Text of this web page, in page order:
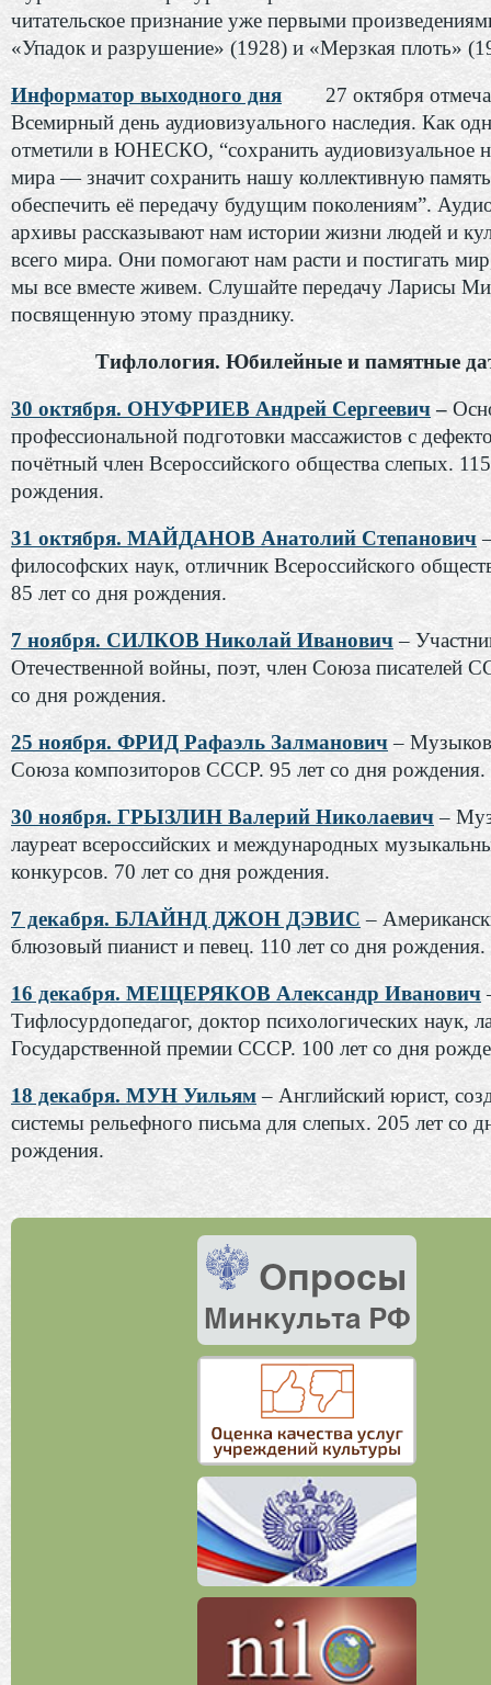
читательское признание уже первыми
«Упадок и разрушение» (1928) и «Мерзкая плоть»
Информатор выходного дня
27 октября
Всемирный день аудиовизуального наследия. Как
отметили в ЮНЕСКО, “сохранить аудиовизуальное
мира — значит сохранить нашу коллективную
обеспечить её передачу будущим поколениям”.
архивы рассказывают нам истории жизни людей и
всего мира. Они помогают нам расти и постигать
мы все вместе живем. Слушайте передачу Ларисы
посвященную этому празднику.
Тифлология. Юбилейные и памятные
30 октября. ОНУФРИЕВ Андрей Сергеевич–
профессиональной подготовки массажистов с
почётный член Всероссийского общества слепых.
рождения.
31 октября. МАЙДАНОВ Анатолий Степанович
философских наук, отличник Всероссийского
85 лет со дня рождения.
7 ноября. СИЛКОВ Николай Иванович–
Отечественной войны, поэт, член Союза писателей
со дня рождения.
25 ноября. ФРИД Рафаэль Залманович–
Союза композиторов СССР. 95 лет со дня рождения.
30 ноября. ГРЫЗЛИН Валерий Николаевич–
лауреат всероссийских и международных
конкурсов. 70 лет со дня рождения.
7 декабря. БЛАЙНД ДЖОН ДЭВИС –
блюзовый пианист и певец. 110 лет со дня рождения.
16 декабря. МЕЩЕРЯКОВ Александр Иванович
Тифлосурдопедагог, доктор психологических наук,
Государственной премии СССР. 100 лет со дня
18 декабря. МУН Уильям– Английский юрист,
системы рельефного письма для слепых. 205 лет со
рождения.